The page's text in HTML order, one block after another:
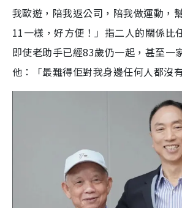
我歐遊，陪我返公司，陪我做運動，
11一樣，好方便！」指二人的關係比
即使老助手已經83歲仍一起，甚至一
他：「最難得佢對我身邊任何人都沒